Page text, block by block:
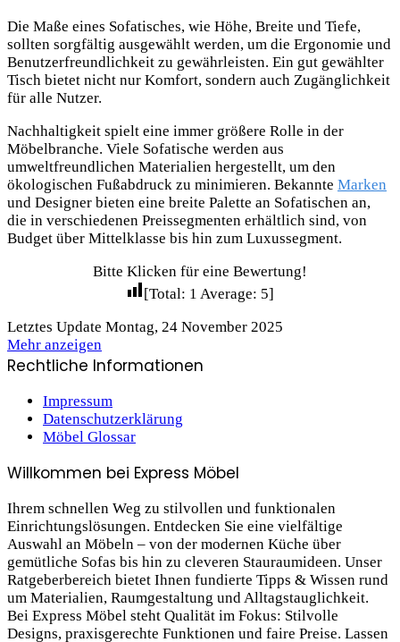
Die Maße eines Sofatisches, wie Höhe, Breite und Tiefe,
sollten sorgfältig ausgewählt werden, um die Ergonomie und
Benutzerfreundlichkeit zu gewährleisten. Ein gut gewählter
Tisch bietet nicht nur Komfort, sondern auch Zugänglichkeit
für alle Nutzer.
Nachhaltigkeit spielt eine immer größere Rolle in der
Möbelbranche. Viele Sofatische werden aus
umweltfreundlichen Materialien hergestellt, um den
ökologischen Fußabdruck zu minimieren. Bekannte Marken
und Designer bieten eine breite Palette an Sofatischen an,
die in verschiedenen Preissegmenten erhältlich sind, von
Budget über Mittelklasse bis hin zum Luxussegment.
Bitte Klicken für eine Bewertung!
[Total: 1 Average: 5]
Letztes Update Montag, 24 November 2025
Mehr anzeigen
Rechtliche Informationen
Impressum
Datenschutzerklärung
Möbel Glossar
Willkommen bei Express Möbel
Ihrem schnellen Weg zu stilvollen und funktionalen
Einrichtungslösungen. Entdecken Sie eine vielfältige
Auswahl an Möbeln – von der modernen Küche über
gemütliche Sofas bis hin zu cleveren Stauraum­ideen. Unser
Ratgeberbereich bietet Ihnen fundierte Tipps & Wissen rund
um Materialien, Raumgestaltung und Alltagstauglichkeit.
Bei Express Möbel steht Qualität im Fokus: Stilvolle
Designs, praxis­gerechte Funktionen und faire Preise. Lassen